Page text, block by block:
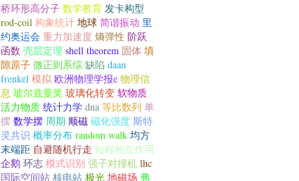
桥环形高分子 数学教育 发卡构型
rod-coil 构象统计 地球 简谐振动 里
约奥运会 重力加速度 熵弹性 阶跃
函数 壳层定理 shell theorem 固体 填
隙原子 微正则系综 缺陷 daan
frenkel 模拟 欧洲物理学报e 物理信
息 玻尔兹曼奖 玻璃化转变 软物质
活力物质 统计力学 dna 等比数列 单
摆 数学摆 周期 顺磁 磁化强度 斯特
灵共识 概率分布 random walk 均方
末端距 自避随机行走 短程相互作用
企鹅 环志 模式识别 强子对撞机 lhc
国际空间站 核电站 极光 地磁场 弗